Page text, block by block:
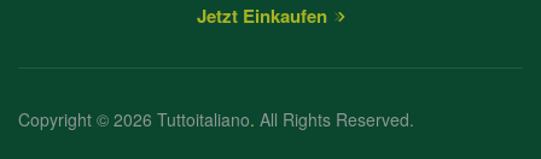
Jetzt Einkaufen
Copyright © 2026 Tuttoitaliano. All Rights Reserved.